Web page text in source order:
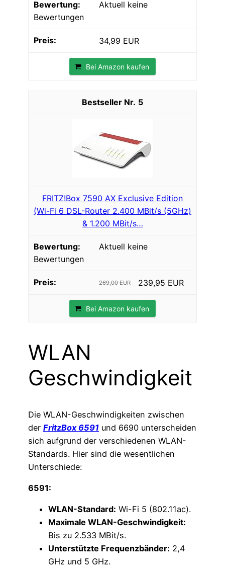
Aktuell keine
Bewertungen
34,99 EUR
Bei Amazon kaufen
5
FRITZ!Box 7590 AX Exclusive Edition
(Wi-Fi 6 DSL-Router 2.400 MBit/s (5GHz)
& 1.200 MBit/s…
Aktuell keine
Bewertungen
269,00 EUR 239,95 EUR
Bei Amazon kaufen
WLAN
Geschwindigkeit
Die WLAN-Geschwindigkeiten zwischen
der FritzBox 6591 und 6690 unterscheiden
sich aufgrund der verschiedenen WLAN-
Standards. Hier sind die wesentlichen
Unterschiede:
6591:
WLAN-Standard: Wi-Fi 5 (802.11ac).
Maximale WLAN-Geschwindigkeit:
Bis zu 2.533 MBit/s.
Unterstützte Frequenzbänder: 2,4
GHz und 5 GHz.